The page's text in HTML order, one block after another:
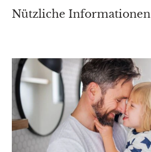
Nützliche Informationen